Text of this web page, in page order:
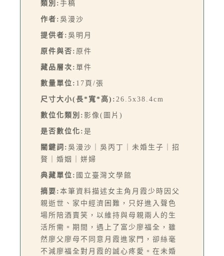
類別: 手稿
作者: 吳漫沙
提供者: 吳明月
原件與否: 原件
藏品層次: 單件
數量單位: 17頁/張
尺寸大小(長*寬*高): 26.5x38.4cm
數位化類別: 影像(圖片)
是否數位化: 是
關鍵詞: 吳漫沙｜吳丙丁｜未婚生子｜招
贅｜婚姻｜姘婦
典藏單位: 國立臺灣文學館
摘要: 本筆資料描述女主角月霞少時因父
親逝世、家中經濟困難，只好進入聲色
場所陪酒賣笑，以維持與母親兩人的生
活所需。期間，遇上了富少廖福全，雖
然廖父廖母不同意月霞進家門，卻絲毫
不減廖福全對月霞的誠心疼愛。在未婚